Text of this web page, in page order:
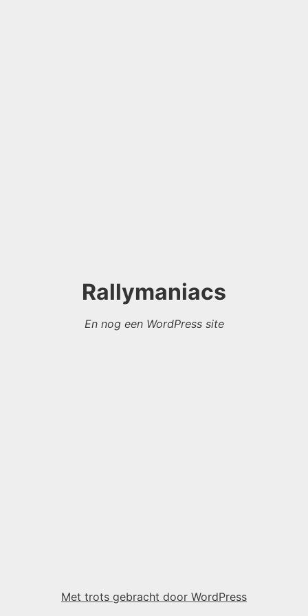
Rallymaniacs
En nog een WordPress site
Met trots gebracht door WordPress